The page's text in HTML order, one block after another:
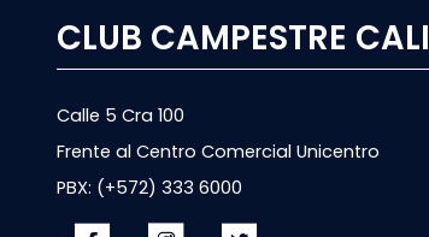
CLUB CAMPESTRE CALI
Calle 5 Cra 100
Frente al Centro Comercial Unicentro
PBX: (+572) 333 6000